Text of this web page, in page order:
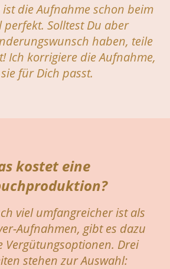
die Aufnahme schon beim
perfekt. Solltest Du aber
haben, teile
Ich korrigiere die Aufnahme,
für Dich passt.
kostet eine
viel umfangreicher ist als
Aufnahmen, gibt es dazu
Vergütungsoptionen. Drei
stehen zur Auswahl: